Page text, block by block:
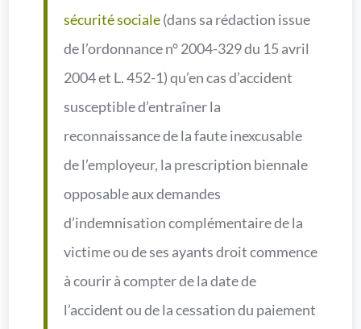
sécurité sociale(dans sa rédaction issue
de l’ordonnance n° 2004-329 du 15 avril
2004 et L. 452-1) qu’en cas d’accident
susceptible d’entraîner la
reconnaissance de la faute inexcusable
de l’employeur, la prescription biennale
opposable aux demandes
d’indemnisation complémentaire de la
victime ou de ses ayants droit commence
à courir à compter de la date de
l’accident ou de la cessation du paiement